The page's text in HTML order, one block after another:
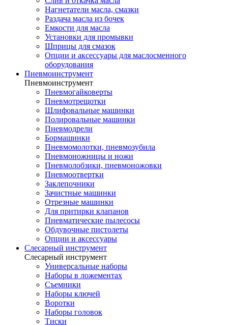
Нагнетатели масла, смазки
Раздача масла из бочек
Емкости для масла
Установки для промывки
Шприцы для смазок
Опции и аксессуары для маслосменного
оборудования
Пневмоинструмент
Пневмоинструмент
Пневмогайковерты
Пневмотрещотки
Шлифовальные машинки
Полировальные машинки
Пневмодрели
Бормашинки
Пневмомолотки, пневмозубила
Пневмоножницы и ножи
Пневмолобзики, пневмоножовки
Пневмоотвертки
Заклепочники
Зачистные машинки
Отрезные машинки
Для притирки клапанов
Пневматические пылесосы
Обдувочные пистолеты
Опции и аксессуары
Слесарный инструмент
Слесарный инструмент
Универсальные наборы
Наборы в ложементах
Съемники
Наборы ключей
Воротки
Наборы головок
Тиски